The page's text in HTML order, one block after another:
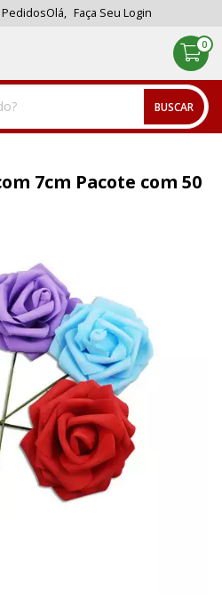
Olá, Faça Seu Login
BUSCAR
0
7cm Pacote com 50